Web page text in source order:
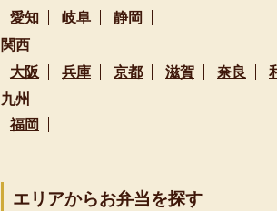
愛知 岐阜 静岡
関西
大阪 兵庫 京都 滋賀 奈良
九州
福岡
エリアからお弁当を探す